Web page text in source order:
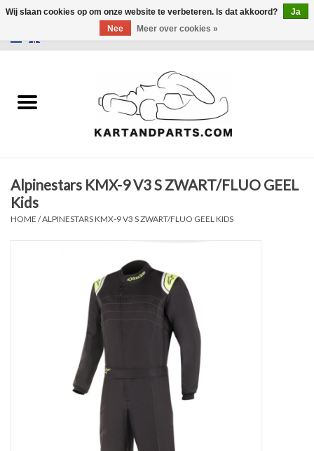
Sale
Kart Onderdelen
Laptimer
Kartbokjes en standaarden
Olie en smeermiddelen
Alpinestars KMX-9 V3 S ZWART/FLUO GEEL
Kids
HOME /ALPINESTARS KMX-9 V3 S ZWART/FLUO GEEL KIDS
Wij slaan cookies op om onze website te verbeteren. Is dat akkoord?
Ja
Nee
Meer over cookies »